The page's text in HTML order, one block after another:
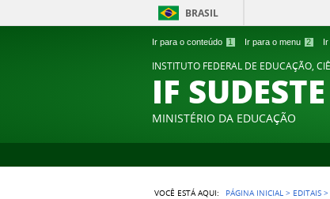
Ir para o conteúdo 1 Ir para o menu 2
BRASIL
INSTITUTO FEDERAL DE EDUCAÇÃO,
IF
MINISTÉRIO DA EDUCAÇÃO
VOCÊ ESTÁ AQUI: PÁGINA INICIAL > EDITAIS >